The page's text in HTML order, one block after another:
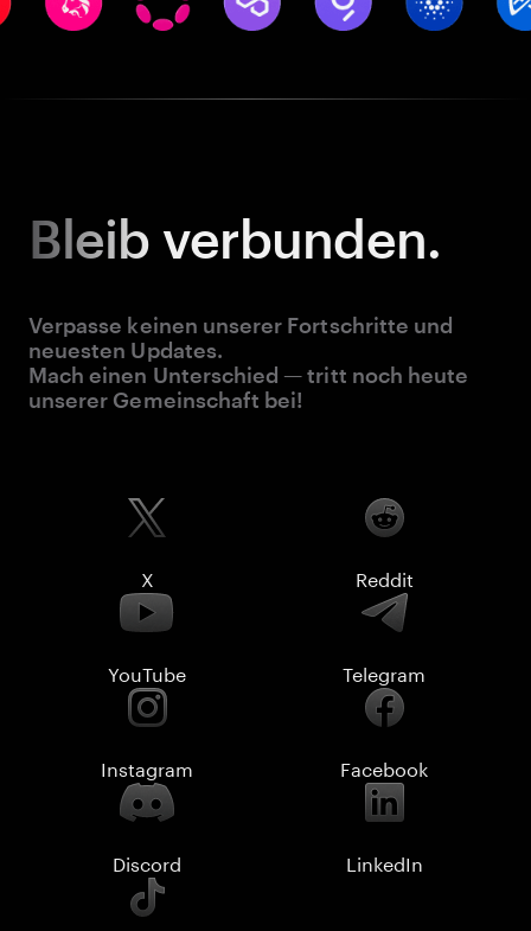
Bleib verbunden.
Verpasse keinen unserer Fortschritte und
neuesten Updates.
Mach einen Unterschied — tritt noch heute
unserer Gemeinschaft bei!
X Reddit
YouTube Telegram
Instagram Facebook
Discord LinkedIn